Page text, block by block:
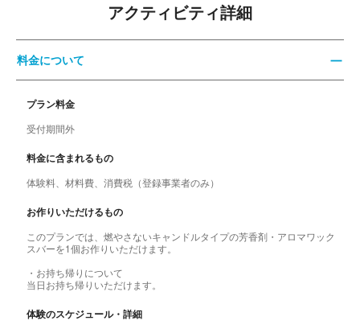
アクティビティ詳細
料金について
プラン料金
受付期間外
料金に含まれるもの
体験料、材料費、消費税（登録事業者のみ）
お作りいただけるもの
このプランでは、燃やさないキャンドルタイプの芳香剤・アロマワック
スバーを1個お作りいただけます。
・お持ち帰りについて
当日お持ち帰りいただけます。
体験のスケジュール・詳細